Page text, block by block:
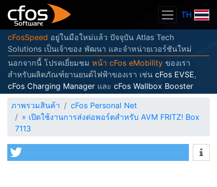
TH
cFosSpeed อยู่ในมือใหม่แล้ว ปัจจุบัน Atlas Tech
Solutions เป็นเจ้าของ พัฒนา และจำหน่ายเวอร์ชันใหม่
นอกจากนี้ โปรดเยี่ยมชม หน้า cFos eMobility ของเรา
สำหรับผลิตภัณฑ์ยานยนต์ไฟฟ้าของเรา เช่น cFos EVSE,
cFos Charging Manager และ cFos Wallbox Booster
ภาพรวมสินค้า
cFos Personal Net
» เปิดใช้งานการส่งต่อพอร์ตสำหรับ AVM FRITZ! Box
7113